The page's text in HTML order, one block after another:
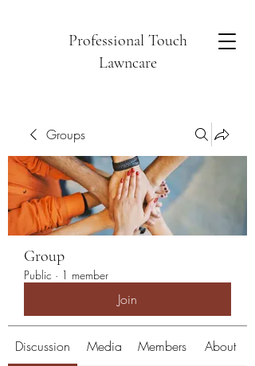
Professional Touch
Lawncare
Groups
Group
Public · 1 member
Join
Discussion Media Members About